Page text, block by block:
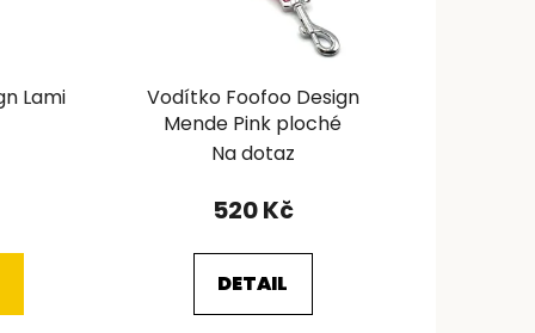
Lami
Vodítko Foofoo Design
Mende Pink ploché
Na dotaz
520 Kč
DETAIL